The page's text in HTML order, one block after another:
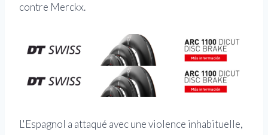
contre Merckx.
L'Espagnol a attaqué avec une violence inhabituelle,